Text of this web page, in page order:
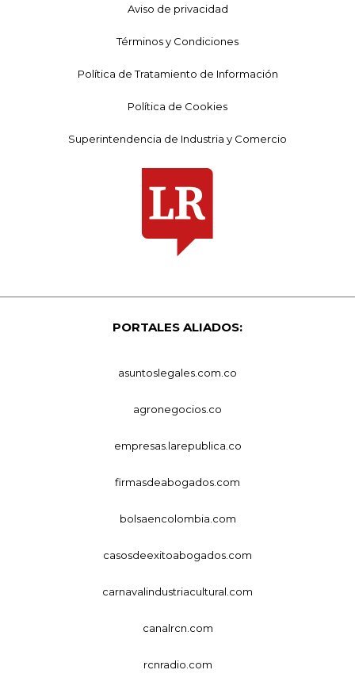
Aviso de privacidad
Términos y Condiciones
Política de Tratamiento de Información
Política de Cookies
Superintendencia de Industria y Comercio
PORTALES ALIADOS:
asuntoslegales.com.co
agronegocios.co
empresas.larepublica.co
firmasdeabogados.com
bolsaencolombia.com
casosdeexitoabogados.com
carnavalindustriacultural.com
canalrcn.com
rcnradio.com